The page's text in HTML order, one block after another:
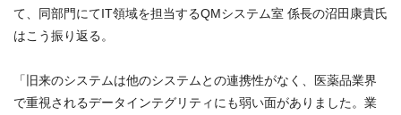
て、同部門にてIT領域を担当するQMシステム室 係長の沼田康貴氏
はこう振り返る。
「旧来のシステムは他のシステムとの連携性がなく、医薬品業界
で重視されるデータインテグリティにも弱い面がありました。業